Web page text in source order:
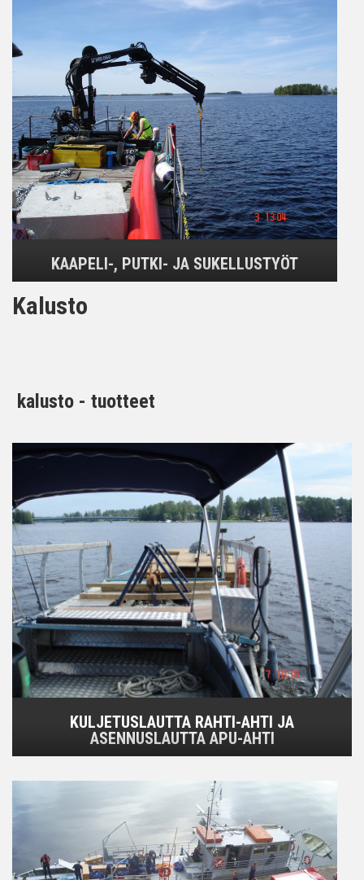
KAAPELI-, PUTKI- JA SUKELLUSTYÖT
Kalusto
kalusto - tuotteet
KULJETUSLAUTTA RAHTI-AHTI JA
ASENNUSLAUTTA APU-AHTI